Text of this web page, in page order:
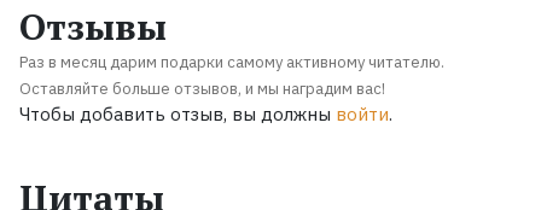
Отзывы
Раз в месяц дарим подарки самому активному читателю.
Оставляйте больше отзывов, и мы наградим вас!
Чтобы добавить отзыв, вы должны войти.
Цитаты